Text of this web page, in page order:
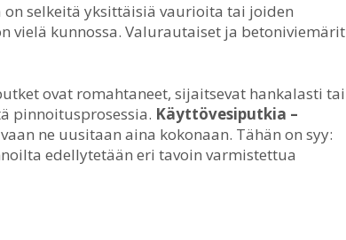
selkeitä yksittäisiä vaurioita tai joiden
vielä kunnossa. Valurautaiset ja betoniviemärit
ovat romahtaneet, sijaitsevat hankalasti tai
pinnoitusprosessia. Käyttövesiputkia –
ne uusitaan aina kokonaan. Tähän on syy:
edellytetään eri tavoin varmistettua